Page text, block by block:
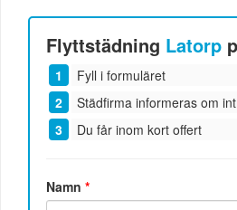
Flyttstädning Latorp
Fyll i formuläret
Städfirma informeras om
Du får inom kort offert
Namn*